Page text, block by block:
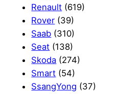
Renault (619)
Rover (39)
Saab (310)
Seat (138)
Skoda (274)
Smart (54)
SsangYong (37)